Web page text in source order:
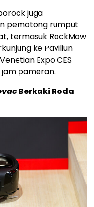
juga
pemotong rumput
termasuk RockMow
ke Paviliun
Expo CES
pameran.
Berkaki Roda